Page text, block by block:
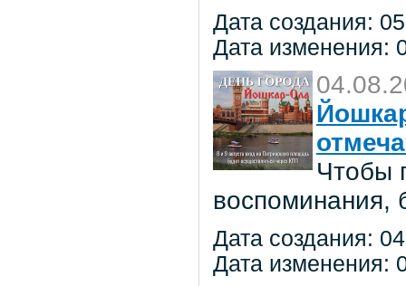
Дата создания:
Дата изменения:
Чтобы
воспоминания,
Дата создания:
Дата изменения: